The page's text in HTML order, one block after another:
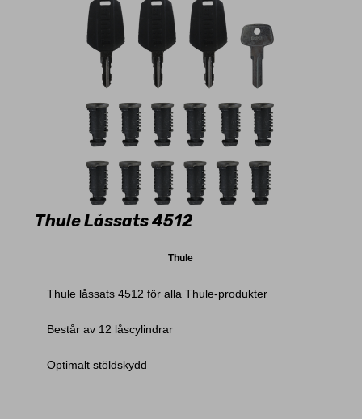
Thule Låssats 4512
Thule
Thule låssats 4512 för alla Thule-produkter
Består av 12 låscylindrar
Optimalt stöldskydd